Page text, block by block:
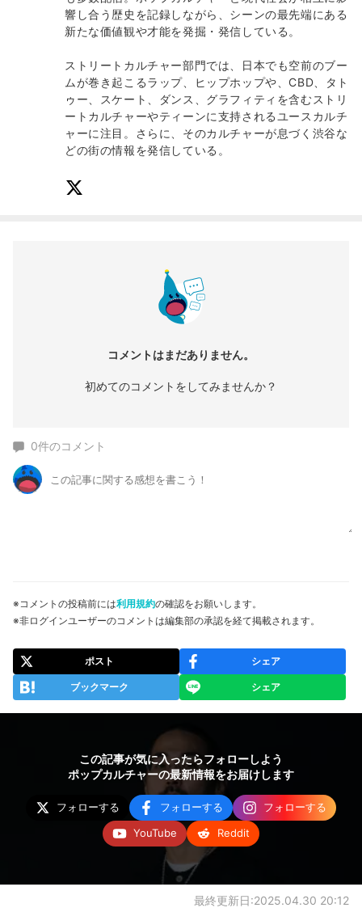
響し合う歴史を記録しながら、シーンの最先端にある
新たな価値観や才能を発掘・発信している。
ストリートカルチャー部門では、日本でも空前のブー
ムが巻き起こるラップ、ヒップホップや、CBD、タト
ゥー、スケート、ダンス、グラフィティを含むストリ
ートカルチャーやティーンに支持されるユースカルチ
ャーに注目。さらに、そのカルチャーが息づく渋谷な
どの街の情報を発信している。
コメントはまだありません。
初めてのコメントをしてみませんか？
0件のコメント
※コメントの投稿前には利用規約の確認をお願いします。
※非ログインユーザーのコメントは編集部の承認を経て掲載されます。
ポスト シェア
ブックマーク シェア
この記事が気に入ったらフォローしよう
ポップカルチャーの最新情報をお届けします
フォローする フォローする
フォローする
YouTube
Reddit
最終更新日:2025.04.30 20:12